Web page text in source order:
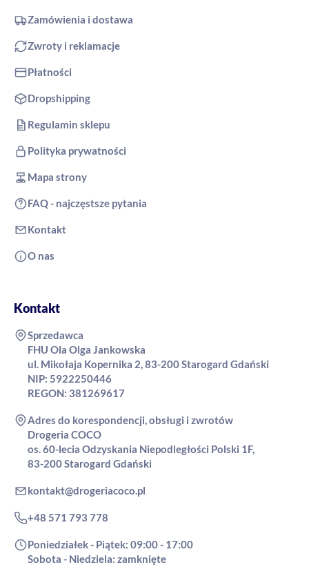
Zamówienia i dostawa
Zwroty i reklamacje
Płatności
Dropshipping
Regulamin sklepu
Polityka prywatności
Mapa strony
FAQ - najczęstsze pytania
Kontakt
O nas
Kontakt
Sprzedawca
FHU Ola Olga Jankowska
ul. Mikołaja Kopernika 2, 83-200 Starogard Gdański
NIP: 5922250446
REGON: 381269617
Adres do korespondencji, obsługi i zwrotów
Drogeria COCO
os. 60-lecia Odzyskania Niepodległości Polski 1F,
83-200 Starogard Gdański
kontakt@drogeriacoco.pl
+48 571 793 778
Poniedziałek - Piątek: 09:00 - 17:00
Sobota - Niedziela: zamknięte